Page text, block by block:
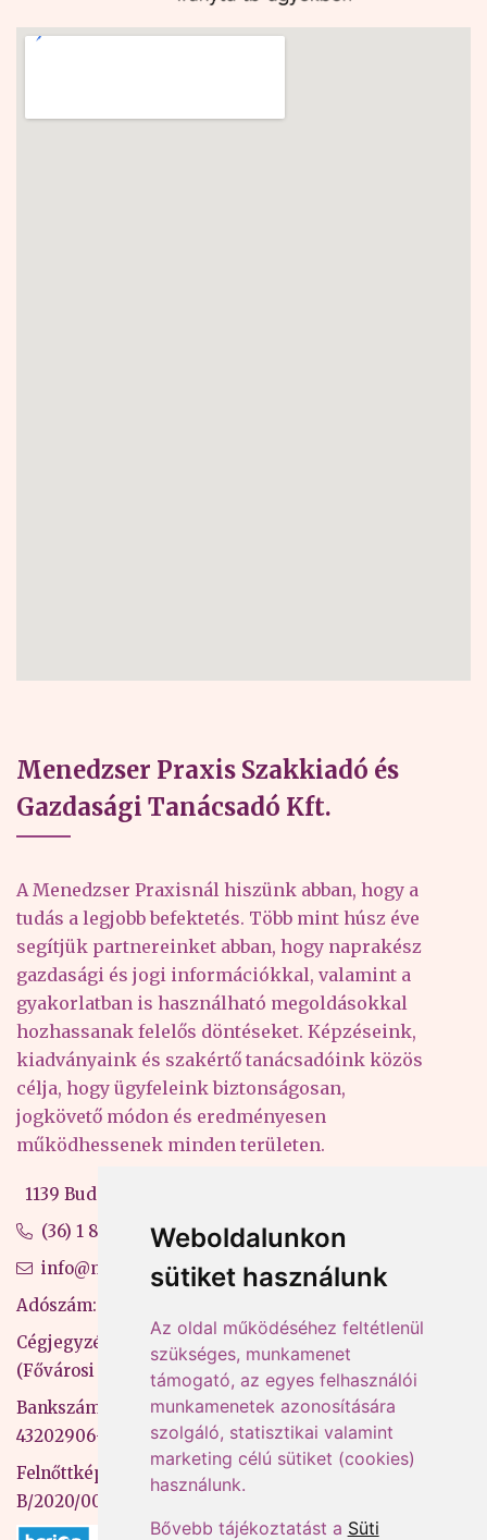
Weboldalunkon
sütiket használunk
Az oldal működéséhez feltétlenül
szükséges, munkamenet
támogató, az egyes felhasználói
munkamenetek azonosítására
szolgáló, statisztikai valamint
marketing célú sütiket (cookies)
használunk.
Bővebb tájékoztatást a Süti
Menedzser Praxis Szakkiadó és
Gazdasági Tanácsadó Kft.
A Menedzser Praxisnál hiszünk abban, hogy a
tudás a legjobb befektetés. Több mint húsz éve
segítjük partnereinket abban, hogy naprakész
gazdasági és jogi információkkal, valamint a
gyakorlatban is használható megoldásokkal
hozhassanak felelős döntéseket. Képzéseink,
kiadványaink és szakértő tanácsadóink közös
célja, hogy ügyfeleink biztonságosan,
jogkövető módon és eredményesen
működhessenek minden területen.
1139 Budapest, Váci út 99-105. 4. em.
(36) 1 880 76 00
info@mprx.hu
Adószám: 13598145-2-41
Cégjegyzékszám: 01-09-883770
(Fővárosi Bíróság)
Bankszámlaszám: CIB Bank, 10700581-
43202906-51100005
Felnőttképzési nyilvántartási szám:
B/2020/000053